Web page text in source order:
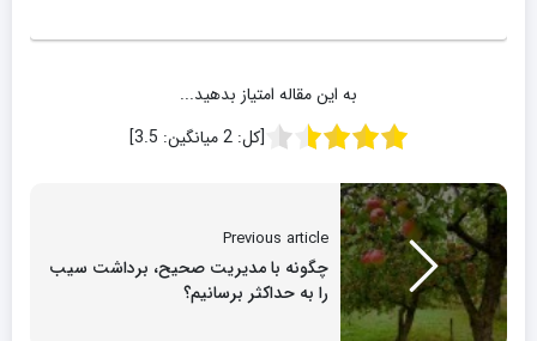
به این مقاله امتیاز بدهید...
[کل:2میانگین: 3.5
]
Previous article
چگونه با مدیریت صحیح، برداشت سیب
را به حداکثر برسانیم؟